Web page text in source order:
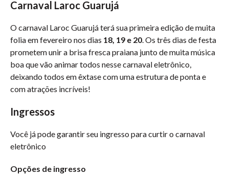
Carnaval Laroc Guarujá
O carnaval Laroc Guarujá terá sua primeira edição de muita
folia em fevereiro nos dias 18, 19 e 20. Os três dias de festa
prometem unir a brisa fresca praiana junto de muita música
boa que vão animar todos nesse carnaval eletrônico,
deixando todos em êxtase com uma estrutura de ponta e
com atrações incríveis!
Ingressos
Você já pode garantir seu ingresso para curtir o carnaval
eletrônico
Opções de ingresso